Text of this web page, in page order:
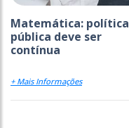
Matemática: política
pública deve ser
contínua
+ Mais Informações